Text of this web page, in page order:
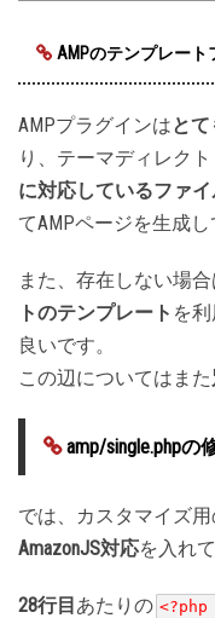
AMPのテンプレート
AMPプラグインはと
り、テーマディレク
に対応しているファ
てAMPページを生成し
また、存在しない場合
トのテンプレート を
良いです。
この辺についてはまた
amp/single.phpの
では、カスタマイズ
AmazonJS対応を入れ
28行目 あたりの